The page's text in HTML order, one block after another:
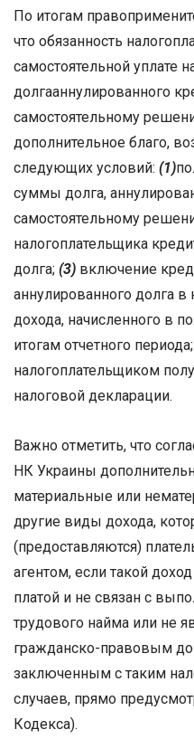
По итогам
что обязанность
самостоятельной уплате
долгааннулированного
самостоятельному
дополнительное благо,
следующих условий: (1)
суммы долга,
самостоятельному
налогоплательщика
долга; (3) включение
аннулированного долга
дохода, начисленного в
итогам отчетного периода;
налогоплательщиком
налоговой декларации.
Важно отметить, что
НК Украины
материальные или
другие виды дохода,
(предоставляются)
агентом, если такой
платой и не связан с
трудового найма или не
гражданско-правовым
заключенным с таким
случаев, прямо
Кодекса).